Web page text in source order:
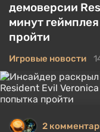
демоверсии
минут
пройти
Игровые новости
2